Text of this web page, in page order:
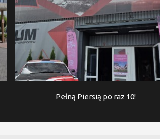
Pełną Piersią po raz 10!